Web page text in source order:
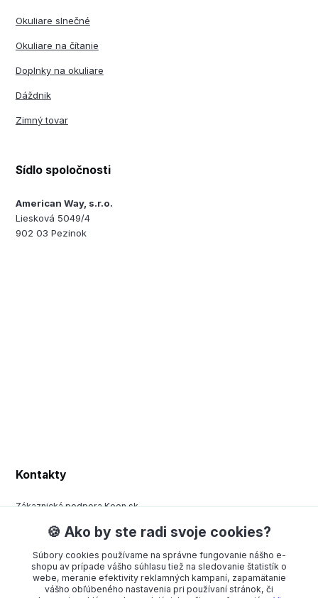
Okuliare slnečné
Okuliare na čítanie
Doplnky na okuliare
Dáždnik
Zimný tovar
Sídlo spoločnosti
American Way, s.r.o.
Liesková 5049/4
902 03 Pezinok
Kontakty
Zákaznická podpora Keen.sk
+420 377 443 970
(Po-Pá, 8-15 hod.)
order@americanway.sk
🍪 Ako by ste radi svoje cookies?
Súbory cookies používame na správne fungovanie nášho e-
shopu av prípade vášho súhlasu tiež na sledovanie štatistík o
webe, meranie efektivity reklamných kampaní, zapamätanie
vášho obľúbeného nastavenia pri používaní stránok, či